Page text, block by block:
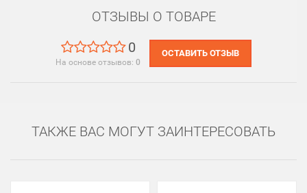
ОТЗЫВЫ О ТОВАРЕ
0
На основе отзывов: 0
ОСТАВИТЬ ОТЗЫВ
ТАКЖЕ ВАС МОГУТ ЗАИНТЕРЕСОВАТЬ